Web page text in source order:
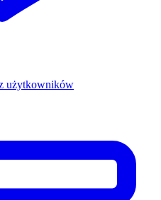
użytkowników